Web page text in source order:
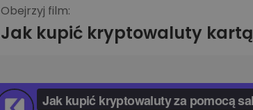
Obejrzyj film:
Jak kupić kryptowaluty